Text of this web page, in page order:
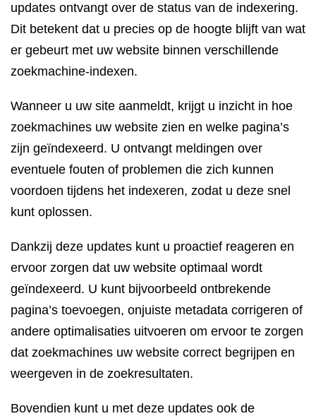
updates ontvangt over de status van de indexering.
Dit betekent dat u precies op de hoogte blijft van wat
er gebeurt met uw website binnen verschillende
zoekmachine-indexen.
Wanneer u uw site aanmeldt, krijgt u inzicht in hoe
zoekmachines uw website zien en welke pagina’s
zijn geïndexeerd. U ontvangt meldingen over
eventuele fouten of problemen die zich kunnen
voordoen tijdens het indexeren, zodat u deze snel
kunt oplossen.
Dankzij deze updates kunt u proactief reageren en
ervoor zorgen dat uw website optimaal wordt
geïndexeerd. U kunt bijvoorbeeld ontbrekende
pagina’s toevoegen, onjuiste metadata corrigeren of
andere optimalisaties uitvoeren om ervoor te zorgen
dat zoekmachines uw website correct begrijpen en
weergeven in de zoekresultaten.
Bovendien kunt u met deze updates ook de